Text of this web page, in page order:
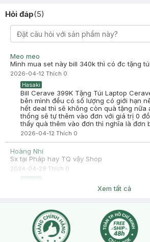
Hỏi đáp(5)
Meo meo
Mình mua set này bill 340k thì có đc tặng
2026-04-12 Thích 0
Hasaki
Bill Cerave 399K Tặng Túi Laptop
bên mình đều có số lượng có giới hạn
hết deal thì sẽ không còn quà tặng nữa
thống sẽ tự thêm vào đơn với giá trị 0
thấy quà thêm vào đơn thì nghĩa là đơn
2026-04-12 Thích 0
Hoàng Nhi
Sx tại Pháp hay TQ vậy Shop
2024-04-29 Thích 0
Chào bạn, Hasaki bán song song 2
cảm nha
2024-04-29Thích
Xem tất cả